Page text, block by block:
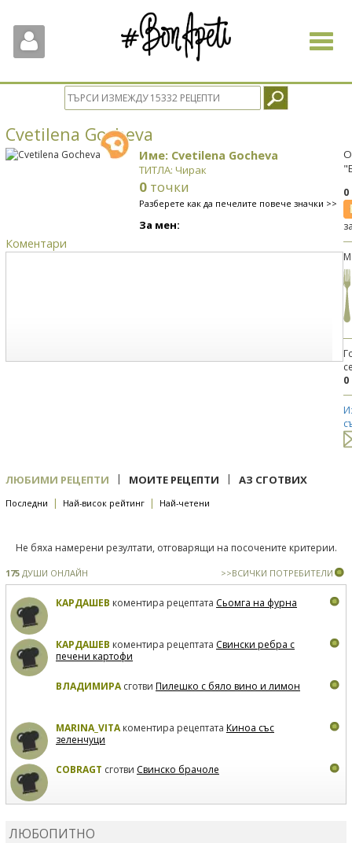
Toggle
Cvetilena Gocheva
Име: Cvetilena Gocheva
ТИТЛА: Чирак
0 точки
Разберете как да печелите повече значки >>
За мен:
Коментари
0
ЛЮБИМИ РЕЦЕПТИ | МОИТЕ РЕЦЕПТИ | АЗ СГОТВИХ
Последни | Най-висок рейтинг | Най-четени
Не бяха намерени резултати, отговарящи на посочените критерии.
175 ДУШИ ОНЛАЙН >>ВСИЧКИ ПОТРЕБИТЕЛИ
КАРДАШЕВ коментира рецептата Сьомга на фурна
КАРДАШЕВ коментира рецептата Свински ребра с
печени картофи
ВЛАДИМИРАсготви Пилешко с бяло вино и лимон
MARINA_VITAкоментира рецептата Киноа със
зеленчуци
COBRAGT сготви Свинско брачоле
ЛЮБОПИТНО